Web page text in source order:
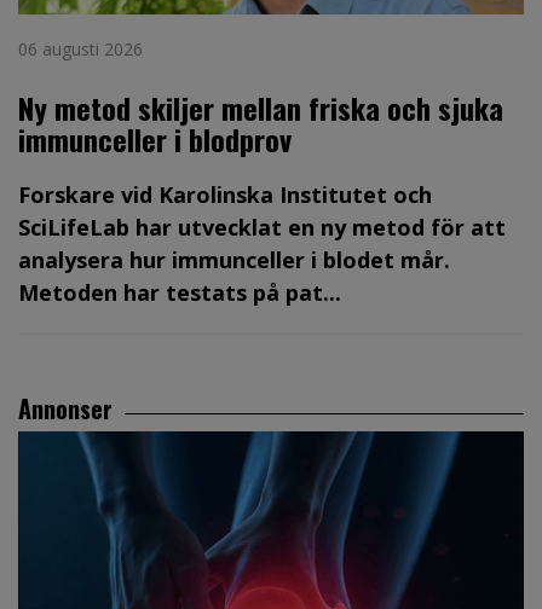
06 augusti 2026
Ny metod skiljer mellan friska och sjuka
immunceller i blodprov
Forskare vid Karolinska Institutet och
SciLifeLab har utvecklat en ny metod för att
analysera hur immunceller i blodet mår.
Metoden har testats på pat...
Annonser